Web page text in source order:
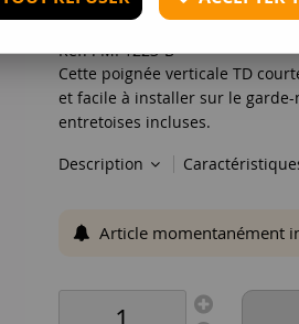
Réf. :MP1223-B
Cette poignée verticale TD
et facile à installer sur le
entretoises incluses.
Description
Article momentanément